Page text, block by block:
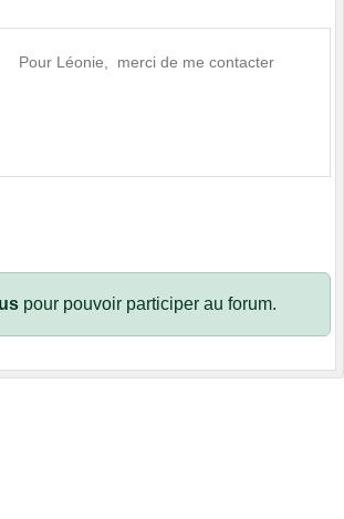
Pour Léonie, merci de me contacter
pour pouvoir participer au forum.